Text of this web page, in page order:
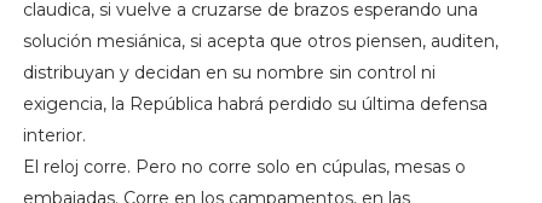
claudica, si vuelve a cruzarse de brazos esperando una
solución mesiánica, si acepta que otros piensen, auditen,
distribuyan y decidan en su nombre sin control ni
exigencia, la República habrá perdido su última defensa
interior.
El reloj corre. Pero no corre solo en cúpulas, mesas o
embajadas. Corre en los campamentos, en las